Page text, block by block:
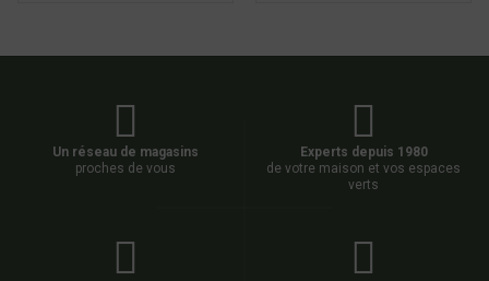
Un réseau de magasins
proches de vous
Experts depuis 1980
de votre maison et vos espaces
verts